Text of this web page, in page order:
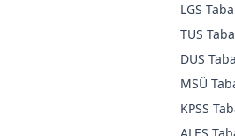
LGS
TUS
DUS
MSÜ
KPSS